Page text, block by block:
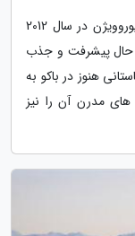
باکو، این شهر پر زرق و برق ساحلی که میزبان یوروویژن در سال 2012
حال پیشرفت و جذب
هنوز در باکو به
مدرن آن را نیز